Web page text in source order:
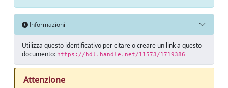
Informazioni
Utilizza questo identificativo per citare o creare un link a questo
documento: https://hdl.handle.net/11573/1719386
Attenzione